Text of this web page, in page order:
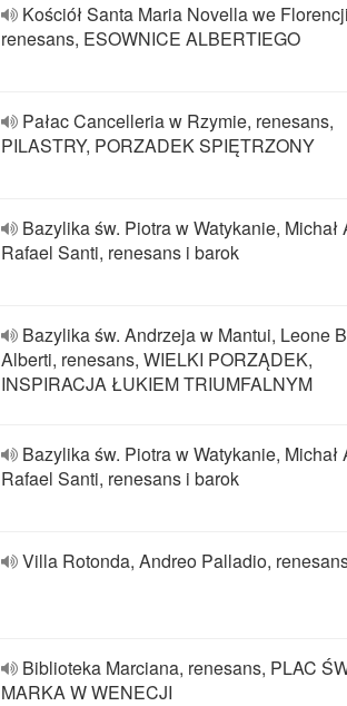
Kościół Santa Maria Novella we
renesans, ESOWNICE ALBERTIEGO
Pałac Cancelleria w Rzymie, renesans,
PILASTRY, PORZADEK SPIĘTRZONY
Bazylika św. Piotra w Watykanie, Michał
Rafael Santi, renesans i barok
Bazylika św. Andrzeja w Mantui, Leone
Alberti, renesans, WIELKI PORZĄDEK,
INSPIRACJA ŁUKIEM TRIUMFALNYM
Bazylika św. Piotra w Watykanie, Michał
Rafael Santi, renesans i barok
Villa Rotonda, Andreo Palladio,
Biblioteka Marciana, renesans, PLAC
MARKA W WENECJI